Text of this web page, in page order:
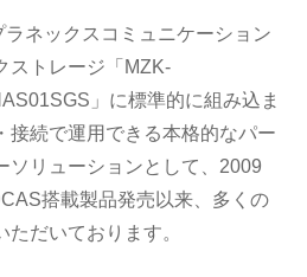
ネックスコミュニケーション
ストレージ「MZK-
」に標準的に組み込ま
接続で運用できる本格的なパー
ソリューションとして、2009
搭載製品発売以来、多くの
だいております。